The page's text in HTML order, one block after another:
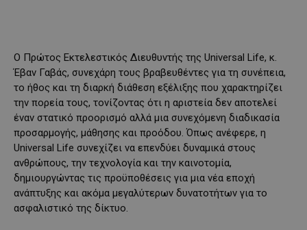
Ο Πρώτος Εκτελεστικός Διευθυντής της Universal Life, κ.
Έβαν Γαβάς, συνεχάρη τους βραβευθέντες για τη συνέπεια,
το ήθος και τη διαρκή διάθεση εξέλιξης που χαρακτηρίζει
την πορεία τους, τονίζοντας ότι η αριστεία δεν αποτελεί
έναν στατικό προορισμό αλλά μια συνεχόμενη διαδικασία
προσαρμογής, μάθησης και προόδου. Όπως ανέφερε, η
Universal Life συνεχίζει να επενδύει δυναμικά στους
ανθρώπους, την τεχνολογία και την καινοτομία,
δημιουργώντας τις προϋποθέσεις για μια νέα εποχή
ανάπτυξης και ακόμα μεγαλύτερων δυνατοτήτων για το
ασφαλιστικό της δίκτυο.